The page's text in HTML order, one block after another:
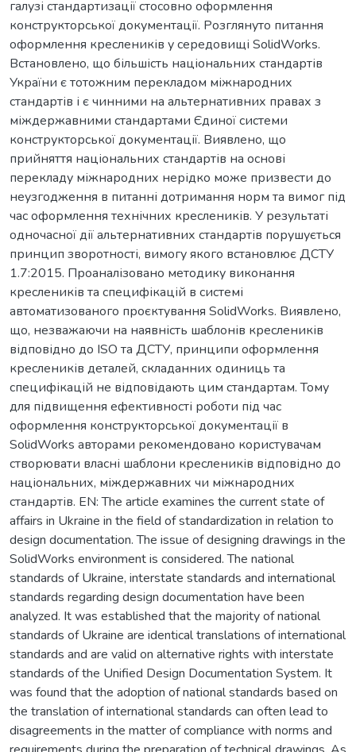
галузі стандартизації стосовно оформлення
конструкторської документації. Розглянуто питання
оформлення креслеників у середовищі SolidWorks.
Встановлено, що більшість національних стандартів
України є тотожним перекладом міжнародних
стандартів і є чинними на альтернативних правах з
міждержавними стандартами Єдиної системи
конструкторської документації. Виявлено, що
прийняття національних стандартів на основі
перекладу міжнародних нерідко може призвести до
неузгодження в питанні дотримання норм та вимог під
час оформлення технічних креслеників. У результаті
одночасної дії альтернативних стандартів порушується
принцип зворотності, вимогу якого встановлює ДСТУ
1.7:2015. Проаналізовано методику виконання
креслеників та специфікацій в системі
автоматизованого проєктування SolidWorks. Виявлено,
що, незважаючи на наявність шаблонів креслеників
відповідно до ISO та ДСТУ, принципи оформлення
креслеників деталей, складанних одиниць та
специфікацій не відповідають цим стандартам. Тому
для підвищення ефективності роботи під час
оформлення конструкторської документації в
SolidWorks авторами рекомендовано користувачам
створювати власні шаблони креслеників відповідно до
національних, міждержавних чи міжнародних
стандартів. EN: The article examines the current state of
affairs in Ukraine in the field of standardization in relation to
design documentation. The issue of designing drawings in the
SolidWorks environment is considered. The national
standards of Ukraine, interstate standards and international
standards regarding design documentation have been
analyzed. It was established that the majority of national
standards of Ukraine are identical translations of international
standards and are valid on alternative rights with interstate
standards of the Unified Design Documentation System. It
was found that the adoption of national standards based on
the translation of international standards can often lead to
disagreements in the matter of compliance with norms and